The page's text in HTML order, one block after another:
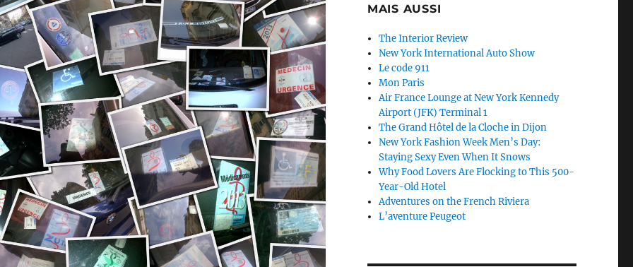
MAIS AUSSI
The Interior Review
New York International Auto Show
Le code 911
Mon Paris
Air France Lounge at New York Kennedy
Airport (JFK) Terminal 1
The Grand Hôtel de la Cloche in Dijon
New York Fashion Week Men’s Day:
Staying Sexy Even When It Snows
Why Food Lovers Are Flocking to This 500-
Year-Old Hotel
Adventures on the French Riviera
L’aventure Peugeot